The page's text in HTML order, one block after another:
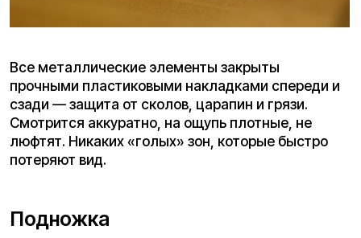
Складывается G4 Max по двухступенчатой
схеме: сначала откручиваете держатель, затем
деке. Механизм работает чётко, но
транспортировка явно требует физической